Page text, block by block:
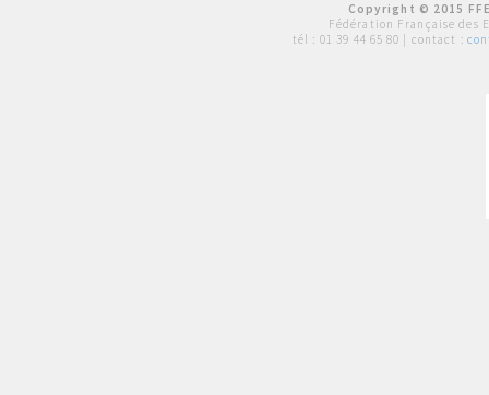
Copyright © 2015
Fédération Française des
tél : 01 39 44 65 80 | contact :